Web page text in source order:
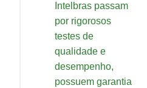
Intelbras passam
por rigorosos
testes de
qualidade e
desempenho,
possuem garantia